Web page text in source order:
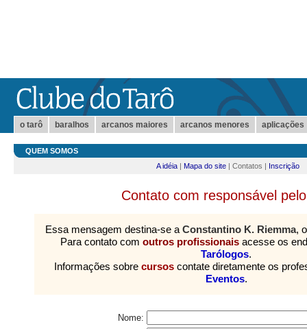
o tarô baralhos arcanos maiores arcanos menores aplicações
QUEM SOMOS
A idéia | Mapa do site | Contatos | Inscrição
Contato com responsável
Essa mensagem destina-se a Constantino K. Riemma,
Para contato com outros profissionais acesse os
Tarólogos.
Informações sobre cursos contate diretamente os
Eventos.
Nome: